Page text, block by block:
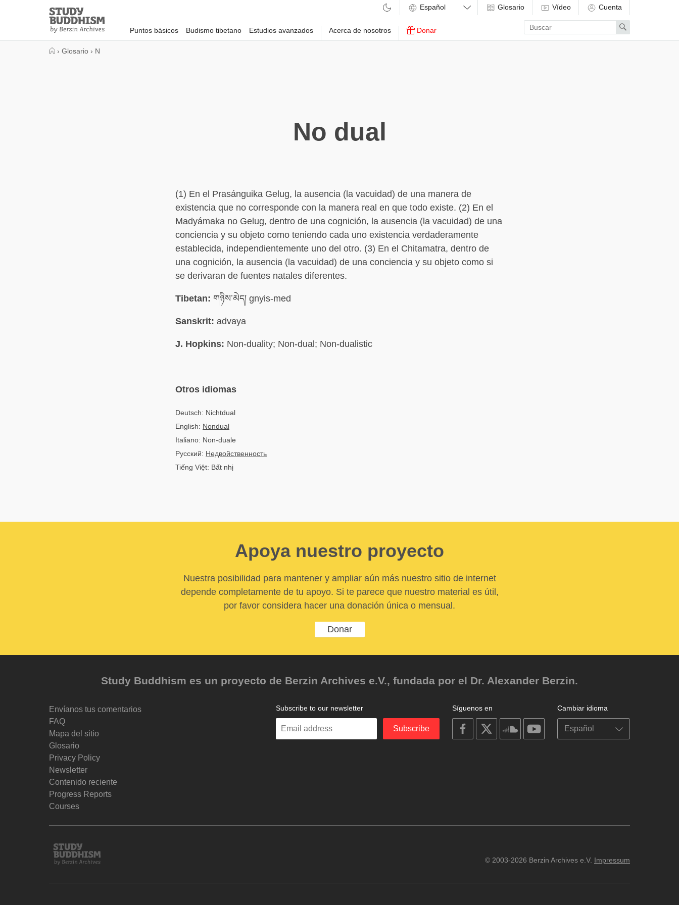
Study
Buddhism
Home
Puntos básicos Budismo tibetano Estudios avanzados Acerca de nosotros Donar
Glosario Vídeo Cuenta
Enter
search
term
Search
› Glosario › N
No dual
(1) En el Prasánguika Gelug, la ausencia (la vacuidad) de una manera de
existencia que no corresponde con la manera real en que todo existe. (2) En el
Madyámaka no Gelug, dentro de una cognición, la ausencia (la vacuidad) de una
conciencia y su objeto como teniendo cada uno existencia verdaderamente
establecida, independientemente uno del otro. (3) En el Chitamatra, dentro de
una cognición, la ausencia (la vacuidad) de una conciencia y su objeto como si
se derivaran de fuentes natales diferentes.
Tibetan: གཉིས་མེད། gnyis-med
Sanskrit: advaya
J. Hopkins: Non-duality; Non-dual; Non-dualistic
Otros idiomas
Deutsch: Nichtdual
English: Nondual
Italiano: Non-duale
Русский: Недвойственность
Tiếng Việt: Bất nhị
Apoya nuestro proyecto
Nuestra posibilidad para mantener y ampliar aún más nuestro sitio de internet
depende completamente de tu apoyo. Si te parece que nuestro material es útil,
por favor considera hacer una donación única o mensual.
Donar
Study Buddhism es un proyecto de Berzin Archives e.V., fundada por el Dr. Alexander Berzin.
Envíanos tus comentarios
FAQ
Mapa del sitio
Glosario
Privacy Policy
Newsletter
Contenido reciente
Progress Reports
Courses
Cambiar idioma
Síguenos en
on
facebook
on
on
soundcloudyoutube
Subscribe to our newsletter
Enter
Subscribe
Study
Buddhism
© 2003-2026 Berzin Archives e.V. Impressum